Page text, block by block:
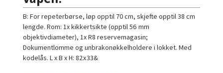
B: For repeterbørse, løp opptil 70 cm, skjefte opptil 38 cm
lengde. Rom: 1x kikkertsikte (opptil 56 mm
objektivdiameter), 1x R8 reservemagasin;
Dokumentlomme og unbrakonøkkelholdere i lokket. Med
kodelås. L x B x H: 82 x 33&